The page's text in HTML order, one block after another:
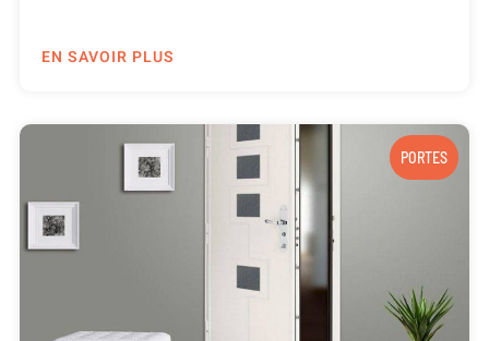
EN SAVOIR PLUS
PORTES